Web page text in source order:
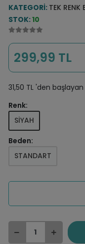
KATEGORI: TEK RENK
STOK:10
299,99 TL
31,50 TL 'den
Renk:
SİYAH
Beden:
STANDART